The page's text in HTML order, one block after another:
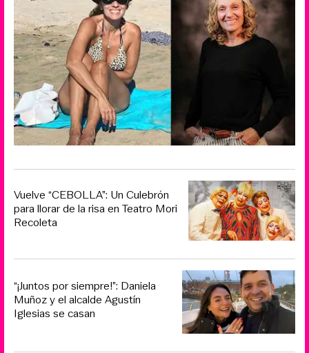
Vuelve “CEBOLLA”: Un Culebrón
para llorar de la risa en Teatro Mori
Recoleta
“¡Juntos por siempre!”: Daniela
Muñoz y el alcalde Agustín
Iglesias se casan